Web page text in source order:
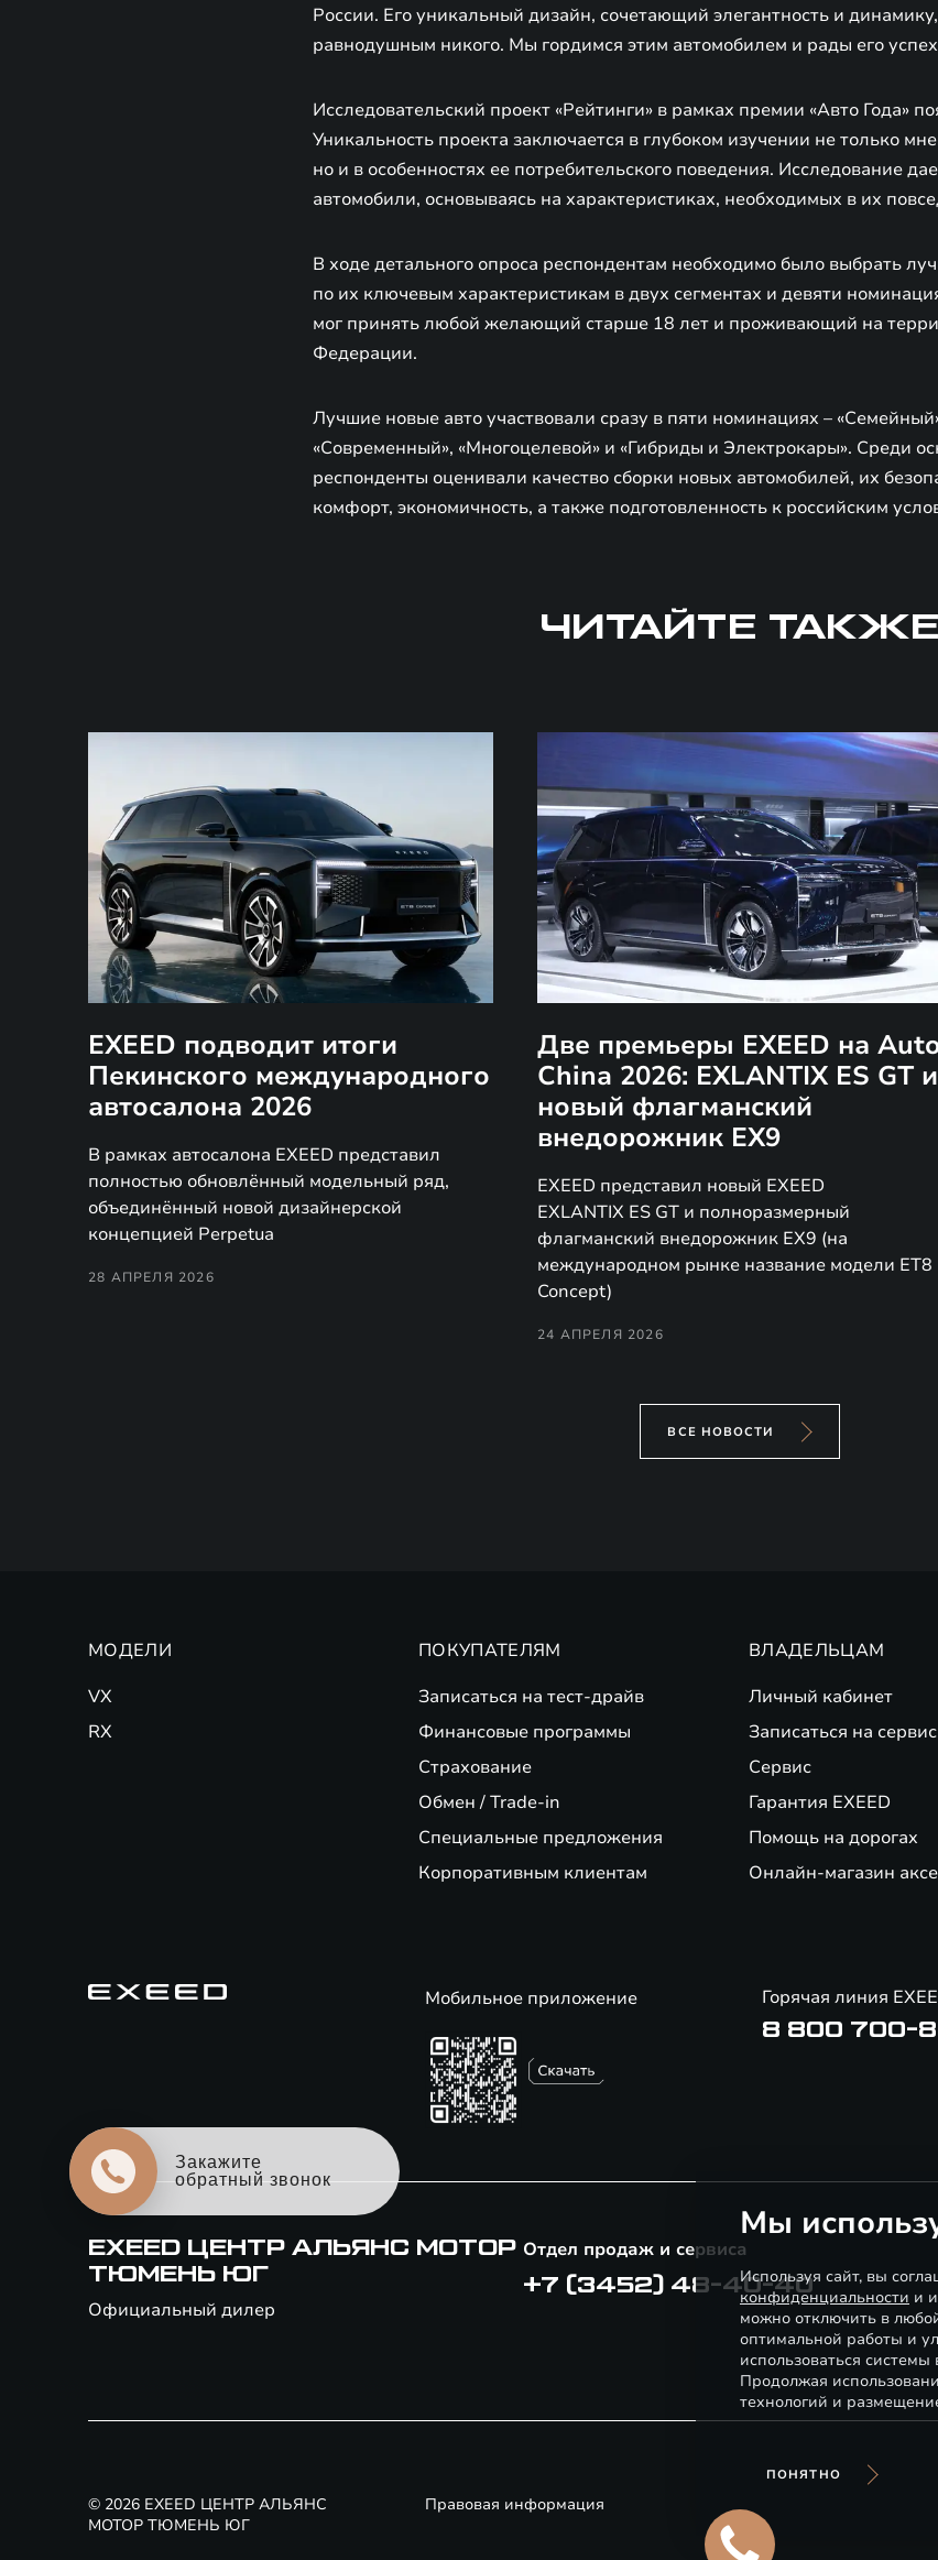
России. Его уникальный дизайн, сочетающий элегантность и
равнодушным никого. Мы гордимся этим автомобилем и рады его
Исследовательский проект «Рейтинги» в рамках премии «Авто Года»
Уникальность проекта заключается в глубоком изучении не только
но и в особенностях ее потребительского поведения. Исследование
автомобили, основываясь на характеристиках, необходимых в их
В ходе детального опроса респондентам необходимо было выбрать
по их ключевым характеристикам в двух сегментах и девяти
мог принять любой желающий старше 18 лет и проживающий на
Федерации.
Лучшие новые авто участвовали сразу в пяти номинациях –
«Современный», «Многоцелевой» и «Гибриды и Электрокары». Среди
респонденты оценивали качество сборки новых автомобилей, их
комфорт, экономичность, а также подготовленность к российским
ЧИТАЙТЕ ТАКЖЕ
EXEED подводит итоги
Пекинского международного
автосалона 2026
В рамках автосалона EXEED представил
полностью обновлённый модельный ряд,
объединённый новой дизайнерской
концепцией Perpetua
28 АПРЕЛЯ 2026
Две премьеры EXEED на
China 2026: EXLANTIX ES GT и
новый флагманский
внедорожник EX9
EXEED представил новый EXEED
EXLANTIX ES GT и полноразмерный
флагманский внедорожник EX9 (на
международном рынке название модели ET8
Concept)
24 АПРЕЛЯ 2026
ВСЕ НОВОСТИ
МОДЕЛИ
VX
RX
ПОКУПАТЕЛЯМ
Записаться на тест-драйв
Финансовые программы
Страхование
Обмен / Trade-in
Специальные предложения
Корпоративным клиентам
ВЛАДЕЛЬЦАМ
Личный кабинет
Записаться на сервис
Сервис
Гарантия EXEED
Помощь на дорогах
Онлайн-магазин
Мобильное приложение Горячая линия
8 800 700-
EXEED ЦЕНТР АЛЬЯНС МОТОР
ТЮМЕНЬ ЮГ
Официальный дилер
Отдел продаж и сервиса
+7 (3452) 48-40-40
© 2026 EXEED ЦЕНТР АЛЬЯНС
МОТОР ТЮМЕНЬ ЮГ
Правовая информация
Мы
Используя сайт, вы
конфиденциальности и
можно отключить в
оптимальной работы и
использоваться
Продолжая
технологий и
ПОНЯТНО
Закажите
обратный звонок